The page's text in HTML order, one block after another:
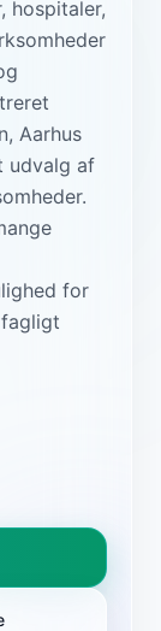
hospitaler,
Aarhus
udvalg af
for